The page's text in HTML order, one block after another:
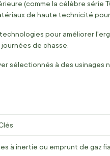
(comme la célèbre série
de haute technicité
pour améliorer
de chasse.
sélectionnés à des
à inertie ou emprunt de gaz